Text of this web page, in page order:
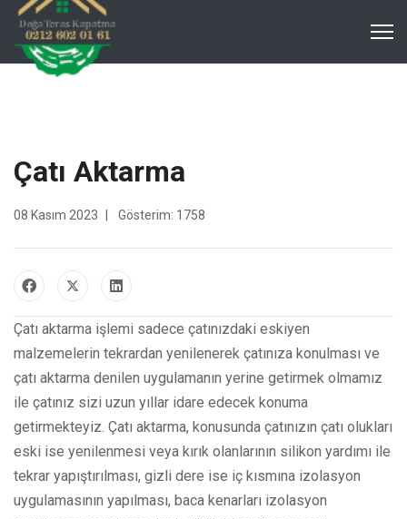
Çatı Aktarma
08 Kasım 2023 Gösterim: 1758
Çatı aktarma işlemi sadece çatınızdaki eskiyen
malzemelerin tekrardan yenilenerek çatınıza konulması ve
çatı aktarma denilen uygulamanın yerine getirmek olmamız
ile çatınız sizi uzun yıllar idare edecek konuma
getirmekteyiz. Çatı aktarma, konusunda çatınızın çatı olukları
eski ise yenilenmesi veya kırık olanlarının silikon yardımı ile
tekrar yapıştırılması, gizli dere ise iç kısmına izolasyon
uygulamasının yapılması, baca kenarları izolasyon